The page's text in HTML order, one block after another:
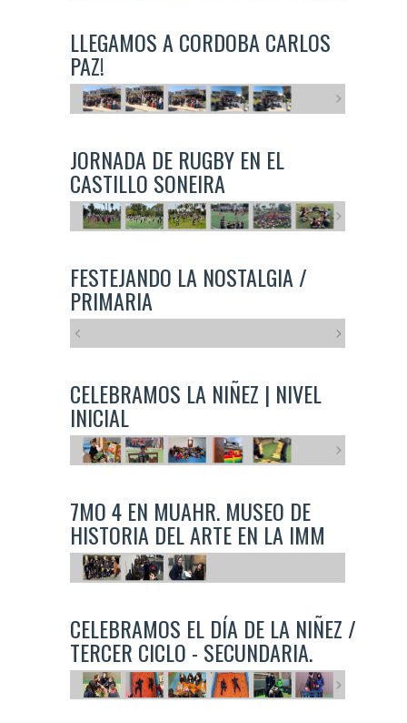
LLEGAMOS A CORDOBA CARLOS
PAZ!
JORNADA DE RUGBY EN EL
CASTILLO SONEIRA
FESTEJANDO LA NOSTALGIA /
PRIMARIA
CELEBRAMOS LA NIÑEZ | NIVEL
INICIAL
7MO 4 EN MUAHR. MUSEO DE
HISTORIA DEL ARTE EN LA IMM
CELEBRAMOS EL DÍA DE LA NIÑEZ /
TERCER CICLO - SECUNDARIA.